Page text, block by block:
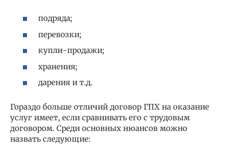
подряда;
перевозки;
купли-продажи;
хранения;
дарения и т.д.
Гораздо больше отличий договор ГПХ на оказание
услуг имеет, если сравнивать его с трудовым
договором. Среди основных нюансов можно
назвать следующие: